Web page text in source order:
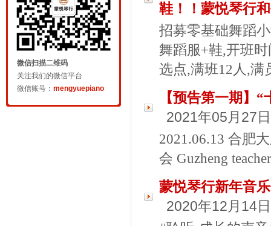
微信扫描二维码
关注我们的微信平台
微信账号： mengyuepiano
鞋！！蒙悦琴行
招募零基础舞蹈
舞蹈服+鞋,开班
选点,满班12人,
【预告第一期】
2021年05月27日
2021.06.13 合肥
会 Guzheng
蒙悦琴行新年音
2020年12月14日